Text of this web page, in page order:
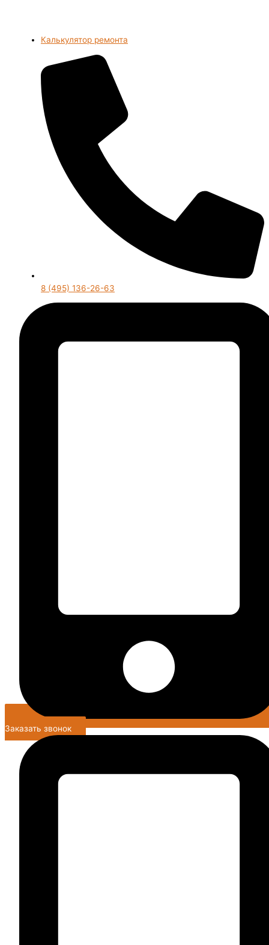
Калькулятор ремонта
8 (495) 136-26-63
Заказать звонок